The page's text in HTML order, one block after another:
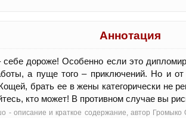
Аннотация
дороже! Особенно если это
а пуще того – приключений. Но и
брать ее в жены категорически не
кто может! В противном случае вы
- oписание и краткое содержание, автор